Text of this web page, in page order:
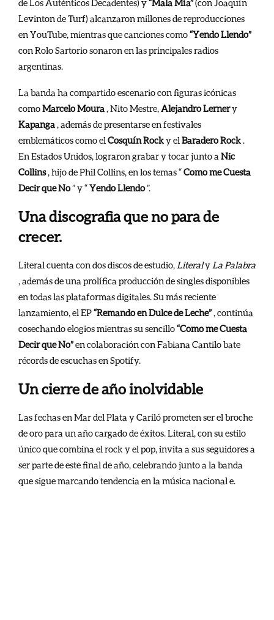
de Los Auténticos Decadentes) y“Mala Mía”(con Joaquín
Levinton de Turf) alcanzaron millones de reproducciones
en YouTube, mientras que canciones como“Yendo Llendo”
con Rolo Sartorio sonaron en las principales radios
argentinas.
La banda ha compartido escenario con figuras icónicas
comoMarcelo Moura, Nito Mestre,Alejandro Lernery
Kapanga, además de presentarse en festivales
emblemáticos como el Cosquín Rocky el Baradero Rock.
En Estados Unidos, lograron grabar y tocar junto a Nic
Collins, hijo de Phil Collins, en los temas “Como me Cuesta
Decir que No” y “Yendo Llendo”.
Una discografia que no para de
crecer.
Literal cuenta con dos discos de estudio, Literaly La Palabra
, además de una prolífica producción de singles disponibles
en todas las plataformas digitales. Su más reciente
lanzamiento, el EP“Remando en Dulce de Leche”, continúa
cosechando elogios mientras su sencillo“Como me Cuesta
Decir que No”en colaboración con Fabiana Cantilo bate
récords de escuchas en Spotify.
Un cierre de año inolvidable
Las fechas en Mar del Plata y Cariló prometen ser el broche
de oro para un año cargado de éxitos. Literal, con su estilo
único que combina el rock y el pop, invita a sus seguidores a
ser parte de este final de año, celebrando junto a la banda
que sigue marcando tendencia en la música nacional e.